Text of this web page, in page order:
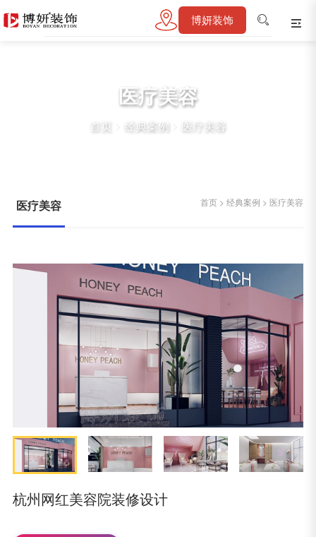
博妍装饰
医疗美容
首页 经典案例 医疗美容
医疗美容 首页 >经典案例 >医疗美容
杭州网红美容院装修设计